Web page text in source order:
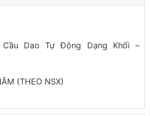
Cầu Dao Tự Động Dạng Khối –
(THEO NSX)